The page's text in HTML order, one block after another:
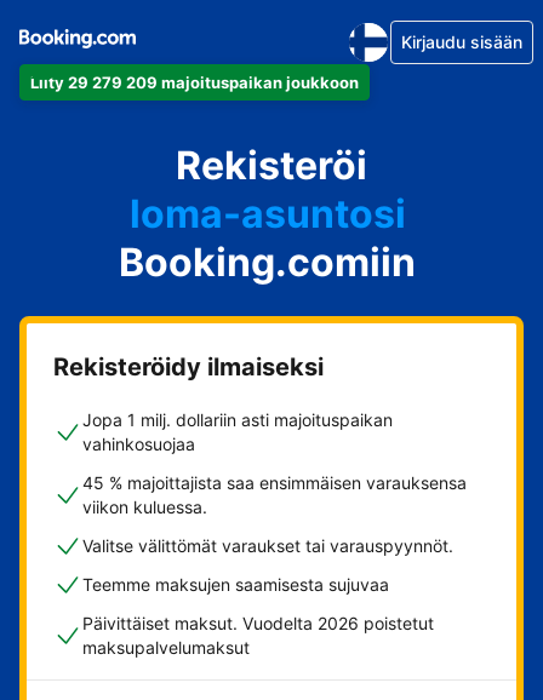
Liity 29 279 209 majoituspaikan joukkoon
Kirjaudu sisään
Rekisteröi
huoneistosi
hotellisi
loma-asuntosi
guesthousesi
bed & breakfastisi
Booking.comiin
Rekisteröidy ilmaiseksi
Jopa 1 milj. dollariin asti majoituspaikan
vahinkosuojaa
45 % majoittajista saa ensimmäisen varauksensa
viikon kuluessa.
Valitse välittömät varaukset tai varauspyynnöt.
Teemme maksujen saamisesta sujuvaa
Päivittäiset maksut. Vuodelta 2026 poistetut
maksupalvelumaksut